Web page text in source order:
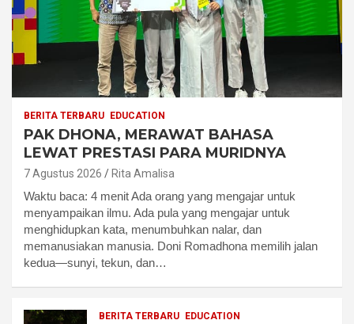
BERITA TERBARU EDUCATION
PAK DHONA, MERAWAT BAHASA
LEWAT PRESTASI PARA MURIDNYA
7 Agustus 2026 Rita Amalisa
Waktu baca: 4 menit Ada orang yang mengajar untuk
menyampaikan ilmu. Ada pula yang mengajar untuk
menghidupkan kata, menumbuhkan nalar, dan
memanusiakan manusia. Doni Romadhona memilih jalan
kedua—sunyi, tekun, dan…
BERITA TERBARU EDUCATION